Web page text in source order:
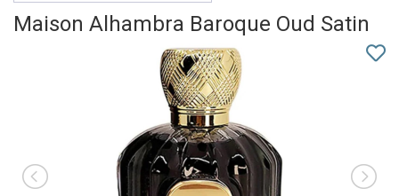
Maison Alhambra Baroque Oud Satin